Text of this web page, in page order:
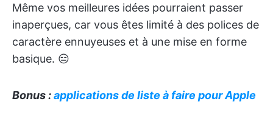
Même vos meilleures idées pourraient passer
inaperçues, car vous êtes limité à des polices de
caractère ennuyeuses et à une mise en forme
basique. 😑
Bonus :applications de liste à faire pour Apple